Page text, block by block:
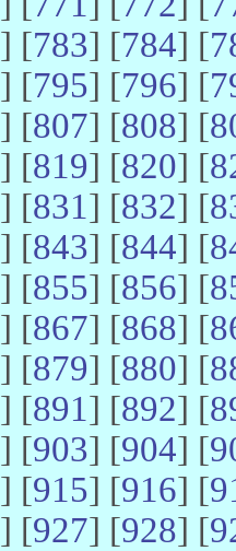
] [783] [784] [
] [795] [796] [
] [807] [808] [
] [819] [820] [
] [831] [832] [
] [843] [844] [
] [855] [856] [
] [867] [868] [
] [879] [880] [
] [891] [892] [
] [903] [904] [
] [915] [916] [
] [927] [928] [